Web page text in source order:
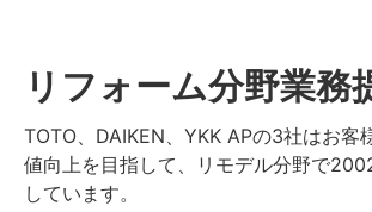
リフォーム分野業務
TOTO、DAIKEN、YKK APの3社はお客
値向上を目指して、リモデル分野で
しています。